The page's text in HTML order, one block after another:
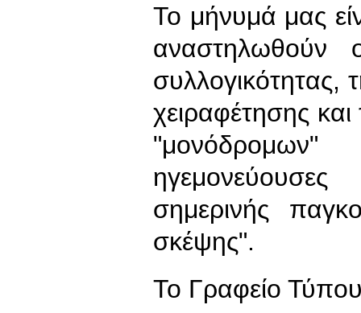
Το μήνυμά μας
αναστηλωθούν
συλλογικότητας,
χειραφέτησης και
σημερινής
σκέψης".
Το Γραφείο